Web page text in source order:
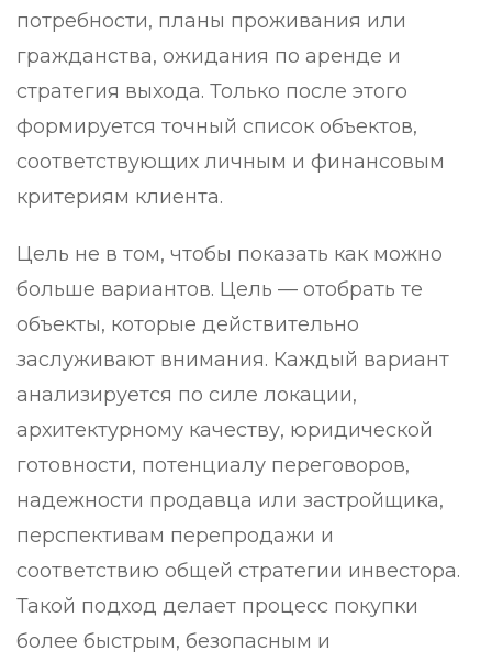
потребности, планы проживания или
гражданства, ожидания по аренде и
стратегия выхода. Только после этого
формируется точный список объектов,
соответствующих личным и финансовым
критериям клиента.
Цель не в том, чтобы показать как можно
больше вариантов. Цель — отобрать те
объекты, которые действительно
заслуживают внимания. Каждый вариант
анализируется по силе локации,
архитектурному качеству, юридической
готовности, потенциалу переговоров,
надежности продавца или застройщика,
перспективам перепродажи и
соответствию общей стратегии инвестора.
Такой подход делает процесс покупки
более быстрым, безопасным и